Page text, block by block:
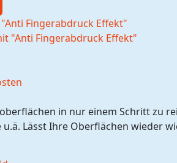
Fingerabdruck Effekt"
in nur einem Schritt zu
Lässt Ihre Oberflächen wieder